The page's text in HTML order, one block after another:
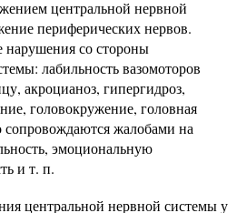
центральной нервной
периферических нервов.
со стороны
лабильность вазомоторов
акроцианоз, гипергидроз,
головокружение, головная
жалобами на
эмоциональную
и т. п.
центральной нервной системы у